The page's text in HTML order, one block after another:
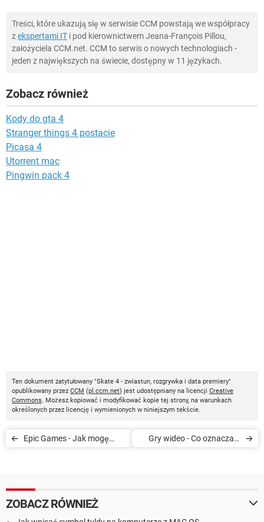
Treści, które ukazują się w serwisie CCM powstają we współpracy
zekspertami IT i pod kierownictwem Jeana-François Pillou,
założyciela CCM.net. CCM to serwis o nowych technologiach -
jeden z największych na świecie, dostępny w 11 językach.
Zobacz również
Kody do gta 4
Stranger things 4 postacie
Picasa 4
Utorrent mac
Pingwin pack 4
Ten dokument zatytułowany "Skate 4 - zwiastun, rozgrywka i data premiery"
opublikowany przez CCM (pl.ccm.net) jest udostępniany na licencji Creative
Commons. Możesz kopiować i modyfikować kopie tej strony, na warunkach
określonych przez licencję i wymienionych w niniejszym tekście.
Epic Games - Jak mogę
Gry wideo - Co oznaczają
ZOBACZ RÓWNIEŻ